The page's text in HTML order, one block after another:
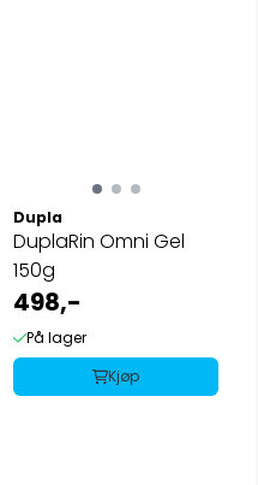
Dupla
DuplaRin Omni Gel
150g
498,-
På lager
Kjøp